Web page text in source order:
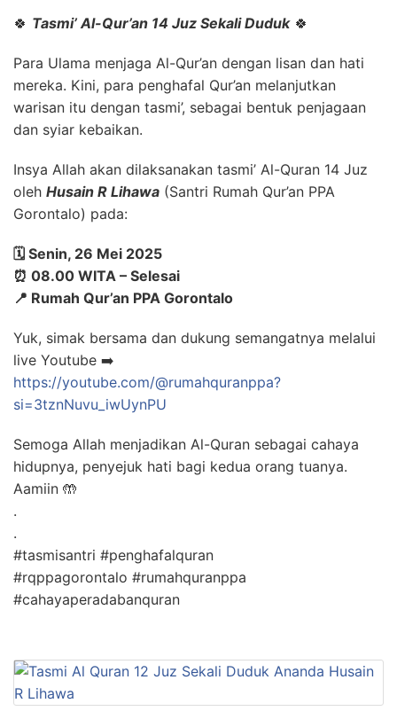
🍀 Tasmi’ Al-Qur’an 14 Juz Sekali Duduk🍀
Para Ulama menjaga Al-Qur’an dengan lisan dan hati
mereka. Kini, para penghafal Qur’an melanjutkan
warisan itu dengan tasmi’, sebagai bentuk penjagaan
dan syiar kebaikan.
Insya Allah akan dilaksanakan tasmi’ Al-Quran 14 Juz
oleh Husain R Lihawa (Santri Rumah Qur’an PPA
Gorontalo) pada:
🗓️ Senin, 26 Mei 2025
⏰ 08.00 WITA – Selesai
📍 Rumah Qur’an PPA Gorontalo
Yuk, simak bersama dan dukung semangatnya melalui
live Youtube ➡️
https://youtube.com/@rumahquranppa?
si=3tznNuvu_iwUynPU
Semoga Allah menjadikan Al-Quran sebagai cahaya
hidupnya, penyejuk hati bagi kedua orang tuanya.
Aamiin 🤲
.
.
#tasmisantri #penghafalquran
#rqppagorontalo #rumahquranppa
#cahayaperadabanquran